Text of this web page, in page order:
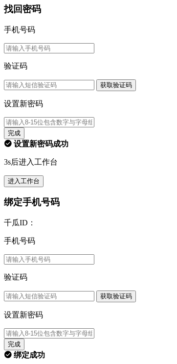
找回密码
手机号码
验证码
获取验证码
设置新密码
完成
设置新密码成功
3s后进入工作台
进入工作台
绑定手机号码
千瓜ID：
手机号码
验证码
获取验证码
设置新密码
完成
绑定成功